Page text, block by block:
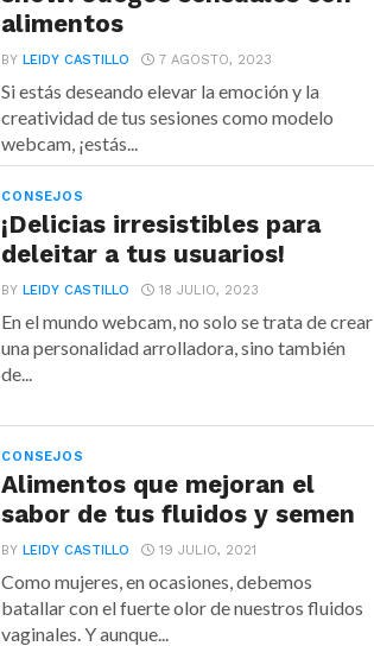
alimentos
BYLEIDY CASTILLO 7 AGOSTO, 2023
Si estás deseando elevar la emoción y la
creatividad de tus sesiones como modelo
webcam, ¡estás...
CONSEJOS
¡Delicias irresistibles para
deleitar a tus usuarios!
BYLEIDY CASTILLO 18 JULIO, 2023
En el mundo webcam, no solo se trata de crear
una personalidad arrolladora, sino también
de...
CONSEJOS
Alimentos que mejoran el
sabor de tus fluidos y semen
BYLEIDY CASTILLO 19 JULIO, 2021
Como mujeres, en ocasiones, debemos
batallar con el fuerte olor de nuestros fluidos
vaginales. Y aunque...